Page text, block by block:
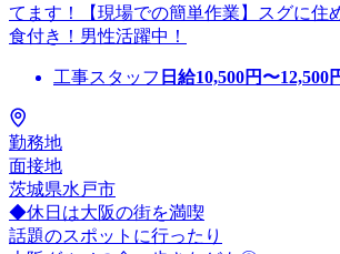
てます！【現場での簡単作業】スグに住
食付き！男性活躍中！
工事スタッフ 日給10,500円〜12,500
勤務地
面接地
茨城県水戸市
◆休日は大阪の街を満喫
話題のスポットに行ったり